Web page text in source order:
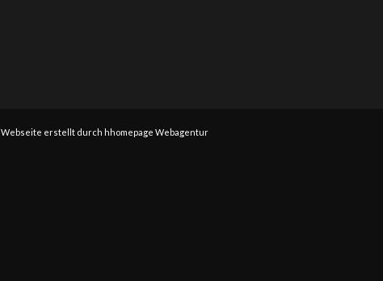
Webseite erstellt durch hhomepage Webagentur